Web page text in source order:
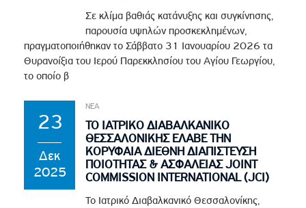
Σε κλίμα βαθιάς κατάνυξης και συγκίνησης,
παρουσία υψηλών προσκεκλημένων,
πραγματοποιήθηκαν το Σάββατο 31 Ιανουαρίου 2026 τα
Θυρανοίξια του Ιερού Παρεκκλησίου του Αγίου Γεωργίου,
το οποίο β
23
Δεκ
2025
ΝΕΑ
ΤΟ ΙΑΤΡΙΚΟ ΔΙΑΒΑΛΚΑΝΙΚΟ
ΘΕΣΣΑΛΟΝΙΚΗΣ ΕΛΑΒΕ ΤΗΝ
ΚΟΡΥΦΑΙΑ ΔΙΕΘΝΗ ΔΙΑΠΙΣΤΕΥΣΗ
ΠΟΙΟΤΗΤΑΣ & ΑΣΦΑΛΕΙΑΣ JOINT
COMMISSION INTERNATIONAL (JCI)
Το Ιατρικό Διαβαλκανικό Θεσσαλονίκης,